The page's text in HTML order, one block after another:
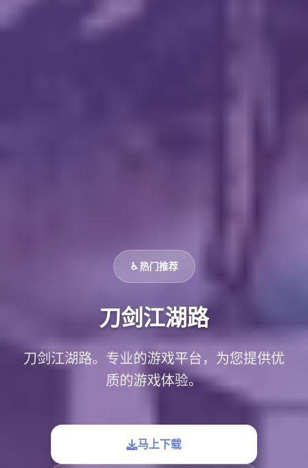
♿ 热门推荐
刀剑江湖路
刀剑江湖路。专业的游戏平台，为您提供优
质的游戏体验。
马上下载